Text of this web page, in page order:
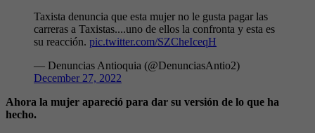
Taxista denuncia que esta mujer no le gusta pagar las
carreras a Taxistas....uno de ellos la confronta y esta es
su reacción. pic.twitter.com/SZCheIceqH
— Denuncias Antioquia (@DenunciasAntio2)
December 27, 2022
Ahora la mujer apareció para dar su versión de lo que ha
hecho.